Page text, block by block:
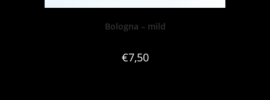
Bologna – mild
€7,50